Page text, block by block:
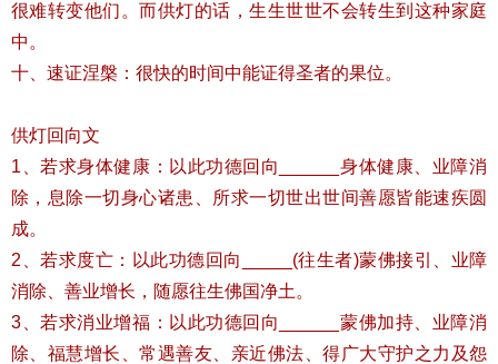
很难转变他们。而供灯的话，生生世世不会转生到这种家庭
中。
十、速证涅槃：很快的时间中能证得圣者的果位。
供灯回向文
1、若求身体健康：以此功德回向______身体健康、业障消
除，息除一切身心诸患、所求一切世出世间善愿皆能速疾圆
成。
2、若求度亡：以此功德回向_____(往生者)蒙佛接引、业障
消除、善业增长，随愿往生佛国净土。
3、若求消业增福：以此功德回向______蒙佛加持、业障消
除、福慧增长、常遇善友、亲近佛法、得广大守护之力及怨